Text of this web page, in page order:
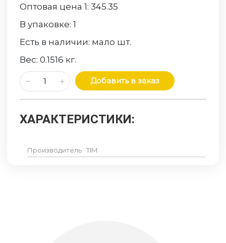
Оптовая цена 1:345.35
В упаковке:1
Есть в наличии: мало шт.
Вес:0.1516 кг.
Добавить в заказ
ХАРАКТЕРИСТИКИ:
Производитель TIM